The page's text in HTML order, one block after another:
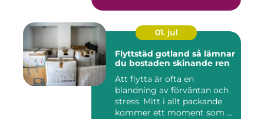
01. jul
Flyttstäd gotland så lämnar
du bostaden skinande ren
Att flytta är ofta en
blandning av förväntan och
stress. Mitt i allt packande
kommer ett moment som ...